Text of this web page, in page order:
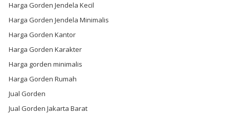
Harga Gorden Jendela Kecil
Harga Gorden Jendela Minimalis
Harga Gorden Kantor
Harga Gorden Karakter
Harga gorden minimalis
Harga Gorden Rumah
Jual Gorden
Jual Gorden Jakarta Barat